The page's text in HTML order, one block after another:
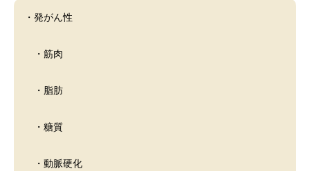
・発がん性
・筋肉
・脂肪
・糖質
・動脈硬化